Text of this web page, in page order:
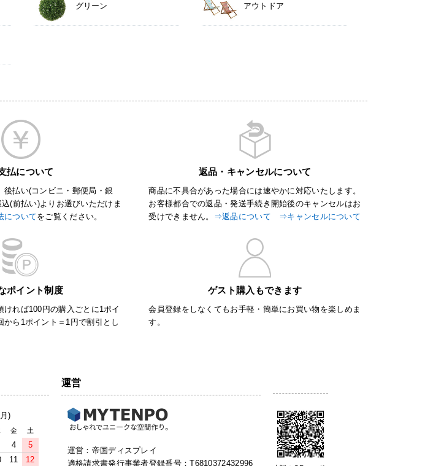
グリーン アウトドア
払について
後払い(コンビニ・郵便局・銀
(前払い)よりお選びいただけま
についてをご覧ください。
ポイント制度
ければ100円の購入ごとに1ポイ
から1ポイント＝1円で割引とし
返品・キャンセルについて
商品に不具合があった場合には速やかに対応いたします。
お客様都合での返品・発送手続き開始後のキャンセルはお
受けできません。 ⇒返品について ⇒キャンセルについて
ゲスト購入もできます
会員登録をしなくてもお手軽・簡単にお買い物を楽しめま
す。
)
金 土
4
5
11 12
運営
運営：帝国ディスプレイ
適格請求書発行事業者登録番号：T6810372432996